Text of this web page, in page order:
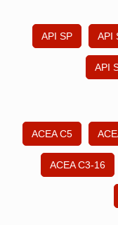
API SP API
API
ACEA C5
ACEA C3-16